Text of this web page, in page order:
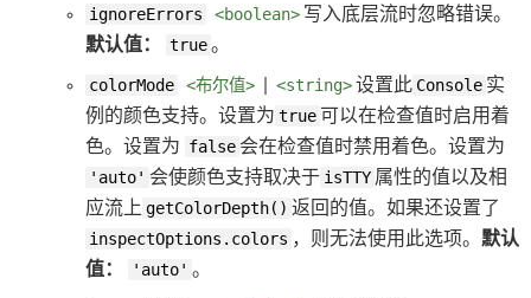
ignoreErrors <boolean> 写入底层流时忽略错误。
默认值：
true。
colorMode <布尔值> <string>设置此 Console 实
例的颜色支持。设置为 true 可以在检查值时启用着
色。设置为 false 会在检查值时禁用着色。设置为
'auto' 会使颜色支持取决于 isTTY 属性的值以及相
应流上 getColorDepth() 返回的值。如果还设置了
inspectOptions.colors ，则无法使用此选项。 默认
值：
'auto' 。